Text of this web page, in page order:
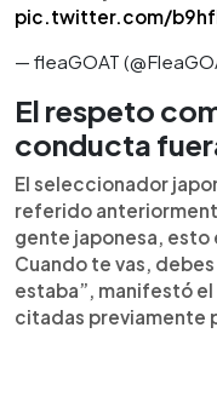
pic.twitter.com/
— fleaGOAT
El respeto
conducta
El seleccionador
referido
gente japonesa, esto
Cuando te vas,
estaba”, manifestó
citadas previamente